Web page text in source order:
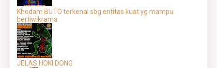
Khodam BUTO terkenal sbg entitas kuat yg mampu
bertiwikrama
JELAS HOKI DONG